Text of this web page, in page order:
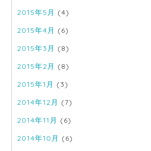
2015年5月 (4)
2015年4月 (6)
2015年3月 (8)
2015年2月 (8)
2015年1月 (3)
2014年12月 (7)
2014年11月 (6)
2014年10月 (6)